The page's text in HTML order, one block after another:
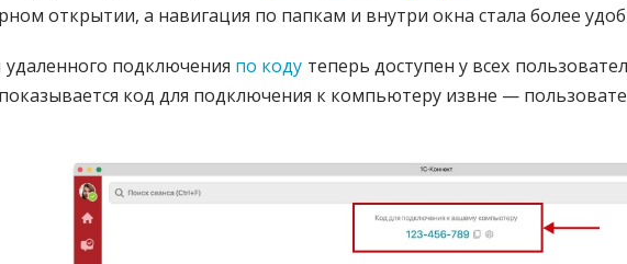
открытии, а навигация по папкам и внутри окна стала более
удаленного подключения по коду теперь доступен у всех
код для подключения к компьютеру извне —